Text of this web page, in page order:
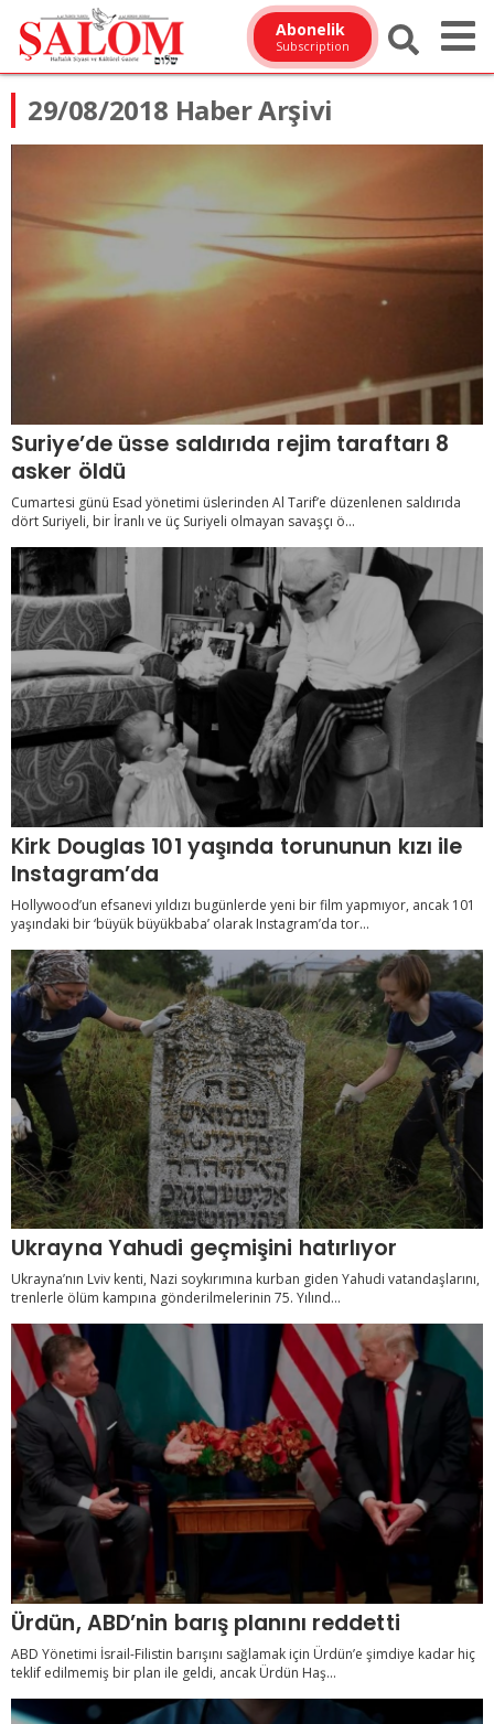
Abonelik
Subscription
29/08/2018 Haber Arşivi
Suriye’de üsse saldırıda rejim taraftarı 8
asker öldü
Cumartesi günü Esad yönetimi üslerinden Al Tarif’e düzenlenen saldırıda
dört Suriyeli, bir İranlı ve üç Suriyeli olmayan savaşçı ö...
Kirk Douglas 101 yaşında torununun kızı ile
Instagram’da
Hollywood’un efsanevi yıldızı bugünlerde yeni bir film yapmıyor, ancak 101
yaşındaki bir ‘büyük büyükbaba’ olarak Instagram’da tor...
Ukrayna Yahudi geçmişini hatırlıyor
Ukrayna’nın Lviv kenti, Nazi soykırımına kurban giden Yahudi vatandaşlarını,
trenlerle ölüm kampına gönderilmelerinin 75. Yılınd...
Ürdün, ABD’nin barış planını reddetti
ABD Yönetimi İsrail-Filistin barışını sağlamak için Ürdün’e şimdiye kadar hiç
teklif edilmemiş bir plan ile geldi, ancak Ürdün Haş...